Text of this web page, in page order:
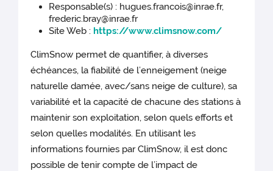
Responsable(s) : hugues.francois@inrae.fr,
frederic.bray@inrae.fr
Site Web : https://www.climsnow.com/
ClimSnow permet de quantifier, à diverses
échéances, la fiabilité de l’enneigement (neige
naturelle damée, avec/sans neige de culture), sa
variabilité et la capacité de chacune des stations à
maintenir son exploitation, selon quels efforts et
selon quelles modalités. En utilisant les
informations fournies par ClimSnow, il est donc
possible de tenir compte de l’impact de